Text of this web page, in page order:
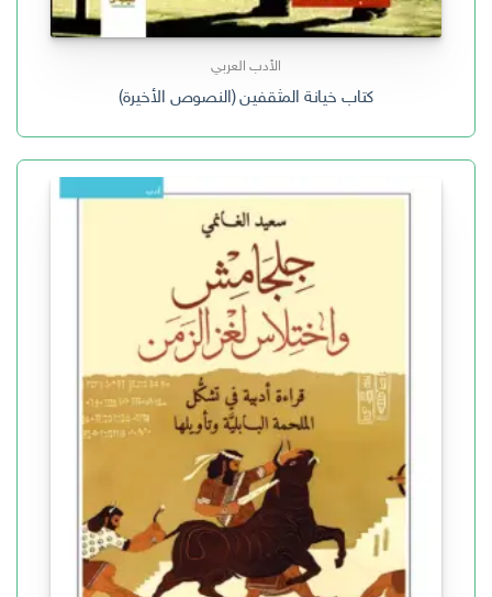
الأدب العربي
كتاب خيانة المثقفين (النصوص الأخيرة)